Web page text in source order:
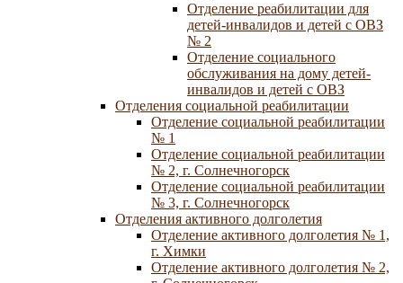
Отделение реабилитации для
детей-инвалидов и детей с ОВЗ
№ 2
Отделение социального
обслуживания на дому детей-
инвалидов и детей с ОВЗ
Отделения социальной реабилитации
Отделение социальной реабилитации
№ 1
Отделение социальной реабилитации
№ 2, г. Солнечногорск
Отделение социальной реабилитации
№ 3, г. Солнечногорск
Отделения активного долголетия
Отделение активного долголетия № 1,
г. Химки
Отделение активного долголетия № 2,